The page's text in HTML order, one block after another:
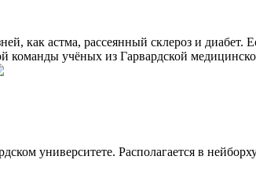
как астма, рассеянный склероз и
команды учёных из Гарвардской
университете. Располагается в